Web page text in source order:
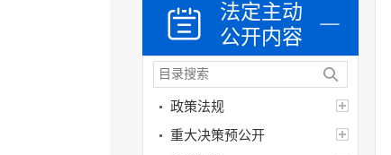
法定主动
公开内容
政策法规
重大决策预公开